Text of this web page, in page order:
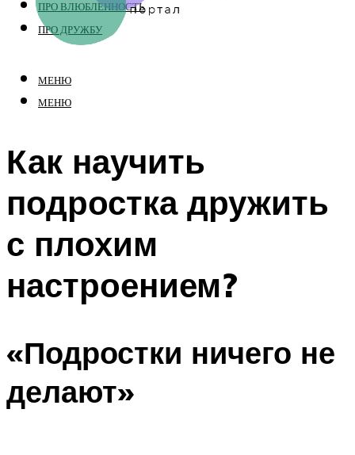
ПРО ВЛЮБЛЕННОСТЬ
ПРО ДРУЖБУ
МЕНЮ
МЕНЮ
Как научить
подростка дружить
с плохим
настроением?
«Подростки ничего не
делают»